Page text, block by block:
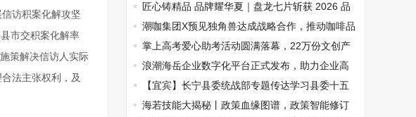
访积案化解攻坚
市交积案化解率
策解决信访人实际
法主张权利，及
产业学院
匠心铸精品 品牌耀华夏｜盘龙七片斩获 2026 品
牌影响力匠心产品大奖
潮咖集团X预见独角兽达成战略合作，推动咖啡品
牌走向世界舞台！
掌上高考爱心助考活动圆满落幕，22万份文创产
品免费进高中
浪潮海岳企业数字化平台正式发布，助力企业高
质量发展
【宜宾】长宁县委统战部专题传达学习县委十五
届第十一次全体会议精神
海若技能大揭秘丨政策血缘图谱，政策智能修订